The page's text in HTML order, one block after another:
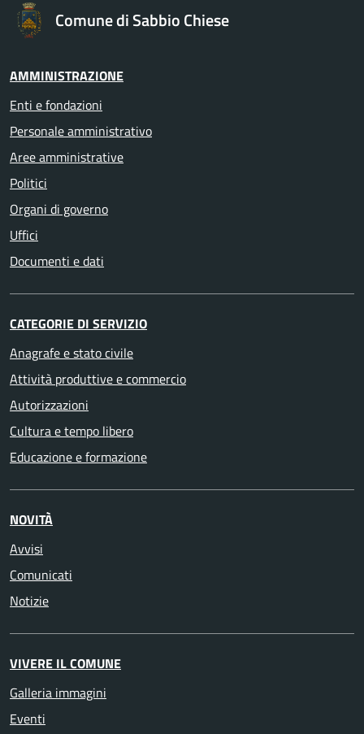
Comune di Sabbio Chiese
AMMINISTRAZIONE
Enti e fondazioni
Personale amministrativo
Aree amministrative
Politici
Organi di governo
Uffici
Documenti e dati
CATEGORIE DI SERVIZIO
Anagrafe e stato civile
Attività produttive e commercio
Autorizzazioni
Cultura e tempo libero
Educazione e formazione
NOVITÀ
Avvisi
Comunicati
Notizie
VIVERE IL COMUNE
Galleria immagini
Eventi